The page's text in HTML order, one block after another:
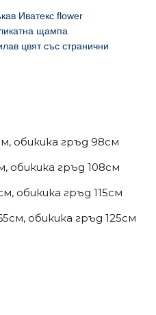
Иватекс flower
щампа
цвят със странични
обикика гръд 98см
обикика гръд 108см
обикика гръд 115см
обикика гръд 125см